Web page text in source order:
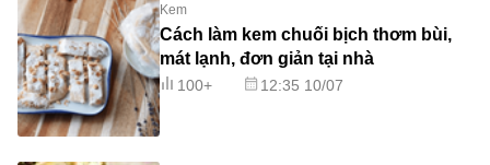
Kem
Cách làm kem chuối bịch thơm bùi,
mát lạnh, đơn giản tại nhà
100+ 12:35 10/07